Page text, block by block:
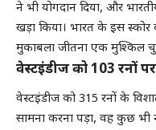
ने भी योगदान दिया, और
खड़ा किया। भारत के इस
मुकाबला जीतना एक मुश्किल
वेस्टइंडीज को 103 रनों
वेस्टइंडीज को 315 रनों के
सामना करना पड़ा, वह कुछ भी